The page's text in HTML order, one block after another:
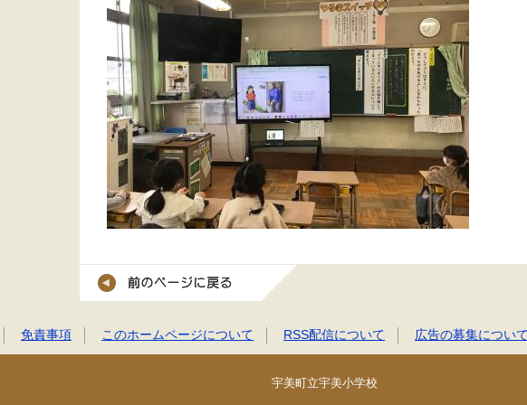
免責事項 このホームページについて RSS配信について 広告の募集について
宇美町立宇美小学校